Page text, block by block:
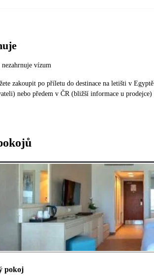
nezahrnuje vízum
zakoupit po příletu do destinace na letišti v
nebo předem v ČR (bližší informace u prodejce)
pokoj